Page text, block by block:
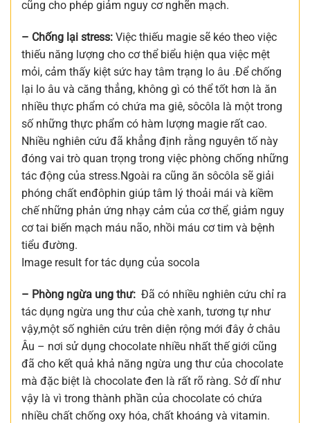
cũng cho phép giảm nguy cơ nghẽn mạch.
– Chống lại stress: Việc thiếu magie sẽ kéo theo việc
thiếu năng lượng cho cơ thể biểu hiện qua việc mệt
mỏi, cảm thấy kiệt sức hay tâm trạng lo âu .Để chống
lại lo âu và căng thẳng, không gì có thể tốt hơn là ăn
nhiều thực phẩm có chứa ma giê, sôcôla là một trong
số những thực phẩm có hàm lượng magie rất cao.
Nhiều nghiên cứu đã khẳng định rằng nguyên tố này
đóng vai trò quan trọng trong việc phòng chống những
tác động của stress.Ngoài ra cũng ăn sôcôla sẽ giải
phóng chất enđôphin giúp tâm lý thoải mái và kiềm
chế những phản ứng nhạy cảm của cơ thể, giảm nguy
cơ tai biến mạch máu não, nhồi máu cơ tim và bệnh
tiểu đường.
Image result for tác dụng của socola
– Phòng ngừa ung thư: Đã có nhiều nghiên cứu chỉ ra
tác dụng ngừa ung thư của chè xanh, tương tự như
vậy,một số nghiên cứu trên diện rộng mới đây ở châu
Âu – nơi sử dụng chocolate nhiều nhất thế giới cũng
đã cho kết quả khả năng ngừa ung thư của chocolate
mà đặc biệt là chocolate đen là rất rõ ràng. Sở dĩ như
vậy là vì trong thành phần của chocolate có chứa
nhiều chất chống oxy hóa, chất khoáng và vitamin.